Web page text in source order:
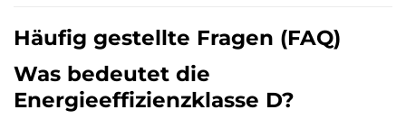
Häufig gestellte Fragen (FAQ)
Was bedeutet die
Energieeffizienzklasse D?